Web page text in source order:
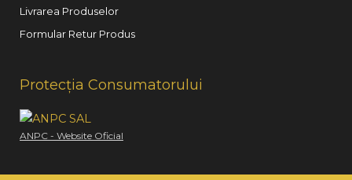
Livrarea Produselor
Formular Retur Produs
Protecția Consumatorului
ANPC - Website Oficial